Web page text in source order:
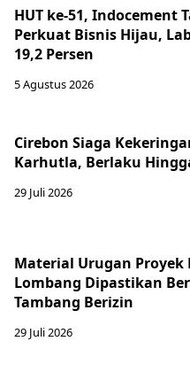
HUT ke-51, Indocement
Perkuat Bisnis Hijau,
19,2 Persen
5 Agustus 2026
Cirebon Siaga
Karhutla, Berlaku
29 Juli 2026
Material Urugan Proyek
Lombang Dipastikan
Tambang Berizin
29 Juli 2026